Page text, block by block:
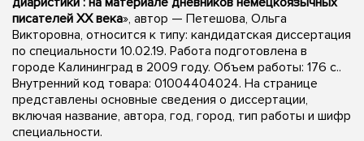
писателей XX века», автор — Петешова, Ольга
Викторовна, относится к типу: кандидатская диссертация
по специальности 10.02.19. Работа подготовлена в
городе Калининград в 2009 году. Объем работы: 176 с..
Внутренний код товара: 01004404024. На странице
представлены основные сведения о диссертации,
включая название, автора, год, город, тип работы и шифр
специальности.